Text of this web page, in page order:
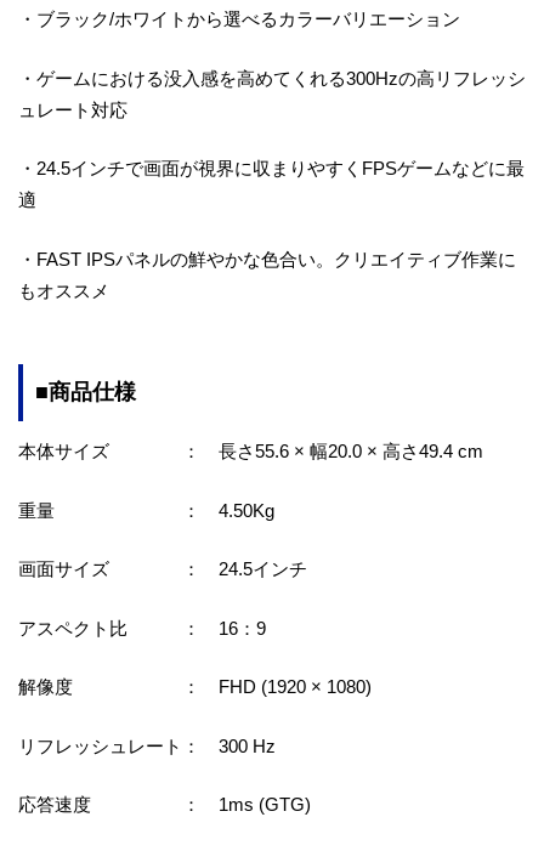
・ブラック/ホワイトから選べるカラーバリエーション
・ゲームにおける没入感を高めてくれる300Hzの高リフレッシ
ュレート対応
・24.5インチで画面が視界に収まりやすくFPSゲームなどに最
適
・FAST IPSパネルの鮮やかな色合い。クリエイティブ作業に
もオススメ
■商品仕様
本体サイズ ： 長さ55.6 × 幅20.0 × 高さ49.4 cm
重量 ： 4.50Kg
画面サイズ ： 24.5インチ
アスペクト比 ： 16：9
解像度 ： FHD (1920 × 1080)
リフレッシュレート： 300 Hz
応答速度 ： 1ms (GTG)